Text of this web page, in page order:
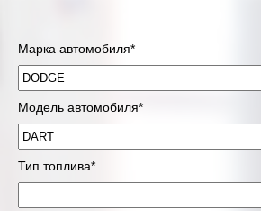
Марка автомобиля*
Модель автомобиля*
Тип топлива*